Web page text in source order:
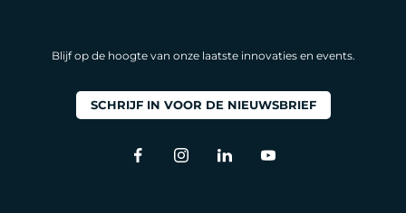
Blijf op de hoogte van onze laatste innovaties en events.
SCHRIJF IN VOOR DE NIEUWSBRIEF